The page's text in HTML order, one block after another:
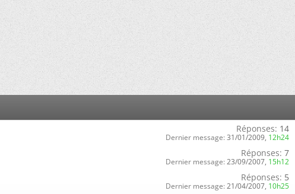
Réponses: 14
Dernier message: 31/01/2009, 12h24
Réponses: 7
Dernier message: 23/09/2007, 15h12
Réponses: 5
Dernier message: 21/04/2007, 10h25